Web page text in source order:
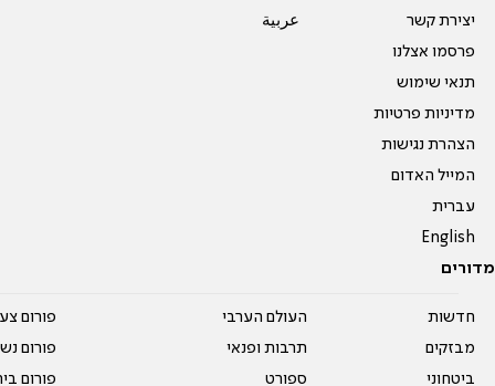
יצירת קשר
פרסמו אצלנו
תנאי שימוש
מדיניות פרטיות
הצהרת נגישות
המייל האדום
עברית
English
عربية
מדורים
חדשות
מבזקים
ביטחוני
העולם הערבי
תרבות ופנאי
ספורט
פורום
פורום
פורום